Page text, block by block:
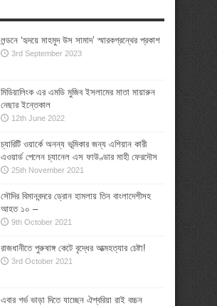
লন্ডনে ‘হৃদয়ে মাহমুদ উস সামাদ’ স্মারকগ্রন্থের প্রকাশ
3rd September 2023
মিডিয়ালিংক এর এমডি মুজিব ইসলামের মাতা মায়ারুন
নেছার ইন্তেকাল
12th June 2022
চ্যারিটি ওয়ার্কে অনন্য ভূমিকার জন্য এশিয়ান কারী
এওয়ার্ড পেলেন চ্যানেল এস ফাউণ্ডার মাহী ফেরদৌস
25th November 2021
সৌদির বিমানবন্দরে ড্রোন হামলায় তিন বাংলাদেশীসহ
আহত ১০ –
9th October 2021
রাজধানীতে পুরুষাঙ্গ কেটে বৃদ্ধের আত্মহত্যার চেষ্টা!
3rd October 2021
এবার গর্ভ ভাড়া দিতে যাচ্ছেন ঐশ্বরিয়া রাই বচ্চন